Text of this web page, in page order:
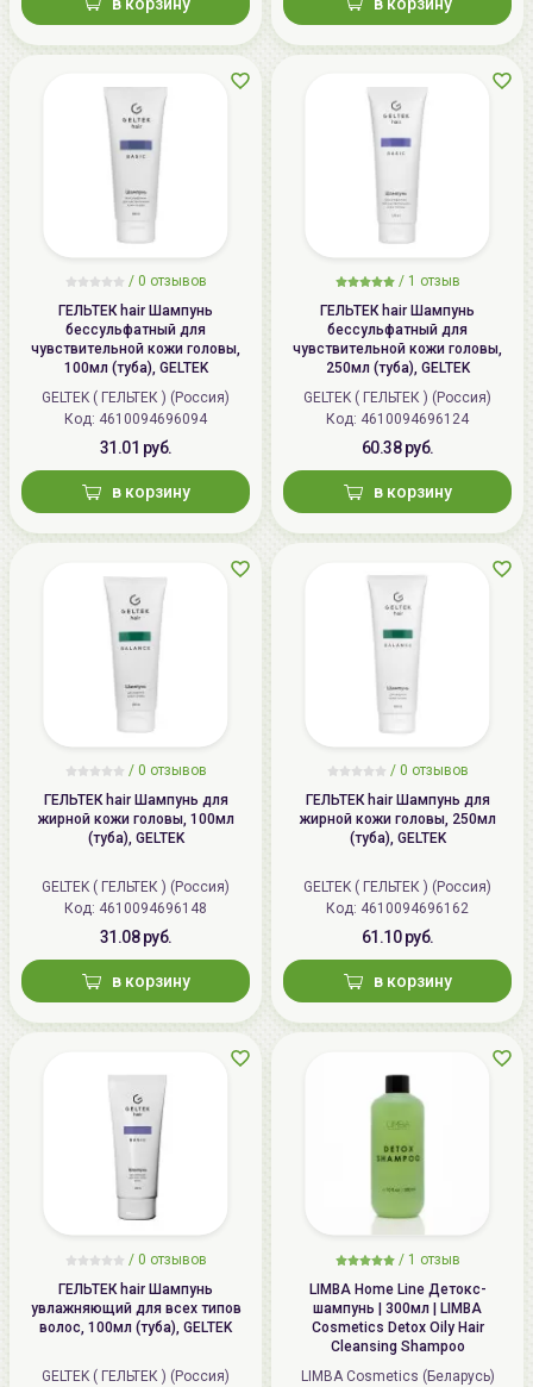
/ 0 отзывов
ГЕЛЬТЕК hair Шампунь
бессульфатный для
чувствительной кожи головы,
100мл (туба), GELTEK
GELTEK ( ГЕЛЬТЕК ) (Россия)
Код: 4610094696094
31.01 руб.
в корзину
/ 1 отзыв
ГЕЛЬТЕК hair Шампунь
бессульфатный для
чувствительной кожи головы,
250мл (туба), GELTEK
GELTEK ( ГЕЛЬТЕК ) (Россия)
Код: 4610094696124
60.38 руб.
в корзину
/ 0 отзывов
ГЕЛЬТЕК hair Шампунь для
жирной кожи головы, 100мл
(туба), GELTEK
GELTEK ( ГЕЛЬТЕК ) (Россия)
Код: 4610094696148
31.08 руб.
в корзину
/ 0 отзывов
ГЕЛЬТЕК hair Шампунь для
жирной кожи головы, 250мл
(туба), GELTEK
GELTEK ( ГЕЛЬТЕК ) (Россия)
Код: 4610094696162
61.10 руб.
в корзину
/ 0 отзывов
ГЕЛЬТЕК hair Шампунь
увлажняющий для всех типов
волос, 100мл (туба), GELTEK
GELTEK ( ГЕЛЬТЕК ) (Россия)
/ 1 отзыв
LIMBA Home Line Детокс-
шампунь | 300мл | LIMBA
Cosmetics Detox Oily Hair
Cleansing Shampoo
LIMBA Cosmetics (Беларусь)